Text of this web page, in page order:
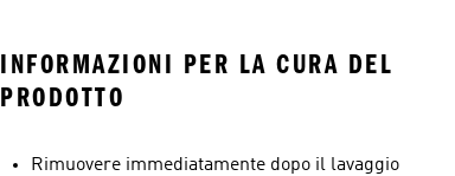
INFORMAZIONI PER LA CURA DEL
PRODOTTO
Rimuovere immediatamente dopo il lavaggio